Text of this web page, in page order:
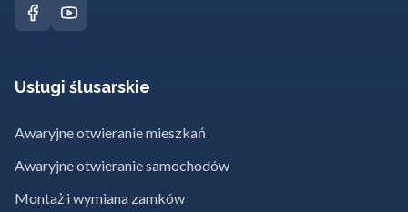
Usługi ślusarskie
Awaryjne otwieranie mieszkań
Awaryjne otwieranie samochodów
Montaż i wymiana zamków